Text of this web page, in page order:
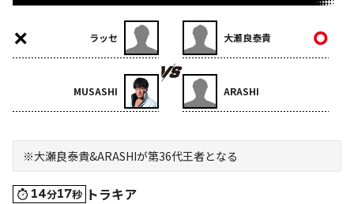
ラッセ
MUSASHI
大瀬良泰貴
ARASHI
※大瀬良泰貴&ARASHIが第36代王者となる
14分17秒 トラキア